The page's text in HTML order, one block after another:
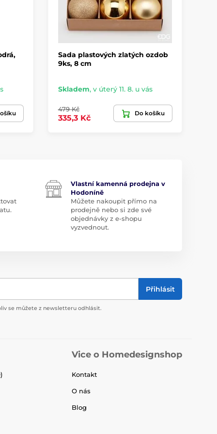
Sada plastových zlatých ozdob
9ks, 8 cm
Skladem, v úterý 11. 8. u vás
479 Kč
335,3 Kč
Do košíku
Vlastní kamenná prodejna v
Hodoníně
Můžete nakoupit přímo na
prodejně nebo si zde své
objednávky z e-shopu
vyzvednout.
Přihlásit
se můžete z newsletteru odhlásit.
Vice o Homedesignshop
Kontakt
O nás
Blog